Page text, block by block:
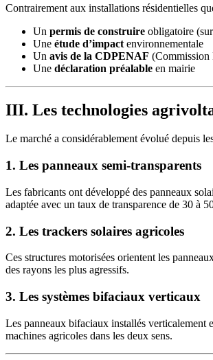
Contrairement aux installations résidentielles
Un permis de construire obligatoire
Une étude d’impact environnementale
Un avis de la CDPENAF (Commission
Une déclaration préalable en mairie
III. Les technologies
Le marché a considérablement évolué depuis
1. Les panneaux semi-transparents
Les fabricants ont développé des panneaux
adaptée avec un taux de transparence de 30 à
2. Les trackers solaires agricoles
Ces structures motorisées orientent les
des rayons les plus agressifs.
3. Les systèmes bifaciaux verticaux
Les panneaux bifaciaux installés verticalement
machines agricoles dans les deux sens.